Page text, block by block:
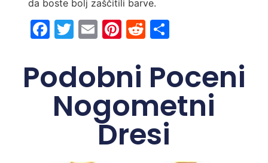
da boste bolj zaščitili barve.
Facebook
Twitter
EmailPinterest
Reddit
Share
Podobni Poceni
Nogometni
Dresi